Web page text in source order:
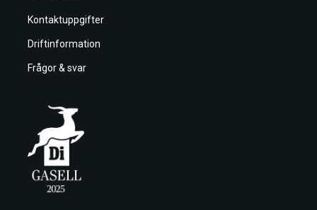
Kontaktuppgifter
Driftinformation
Frågor & svar